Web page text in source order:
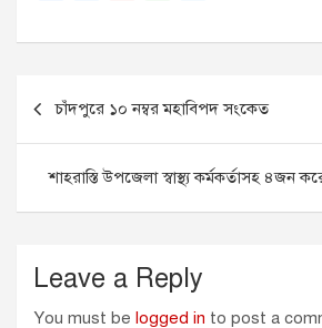
c
o
o
k
s
n
g
e
a
a
A
p
p
i
e
r
Post
navigation
চাঁদপুরে ১০ নম্বর মহাবিপদ সংকেত
শাহরাস্তি উপজেলা স্বাস্থ্য কর্মকর্তাসহ ৪জন
Leave a Reply
You must be logged in to post a